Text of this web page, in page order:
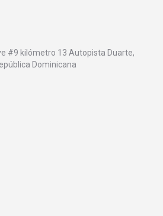
#9 kilómetro 13 Autopista Duarte,
Dominicana